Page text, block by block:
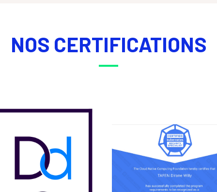
NOS CERTIFICATIONS